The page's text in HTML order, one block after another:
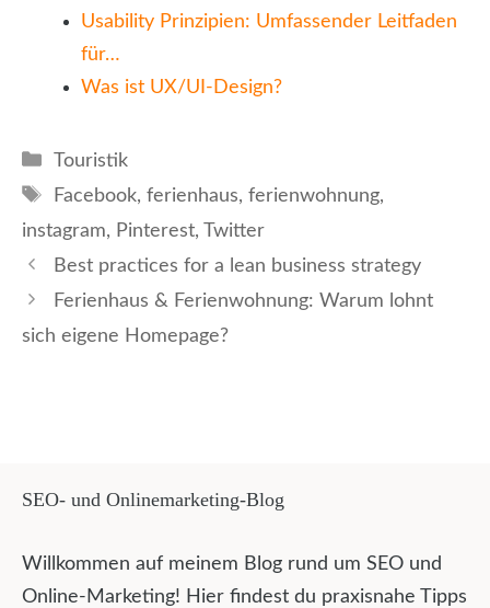
Usability Prinzipien: Umfassender Leitfaden
für…
Was ist UX/UI-Design?
Kategorien
Touristik
Schlagwörter
Facebook, ferienhaus, ferienwohnung,
instagram, Pinterest, Twitter
Best practices for a lean business strategy
Ferienhaus & Ferienwohnung: Warum lohnt
sich eigene Homepage?
SEO- und Onlinemarketing-Blog
Willkommen auf meinem Blog rund um SEO und
Online-Marketing! Hier findest du praxisnahe Tipps